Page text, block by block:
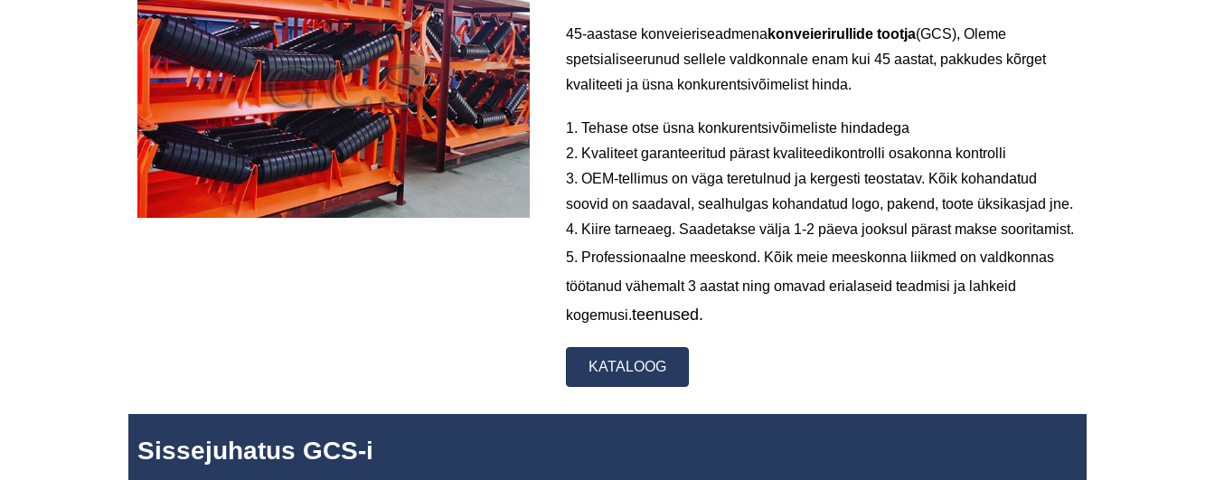
45-aastase konveieriseadmena konveierirullide tootja(GCS), Oleme
spetsialiseerunud sellele valdkonnale enam kui 45 aastat, pakkudes kõrget
kvaliteeti ja üsna konkurentsivõimelist hinda.
1. Tehase otse üsna konkurentsivõimeliste hindadega
2. Kvaliteet garanteeritud pärast kvaliteedikontrolli osakonna kontrolli
3. OEM-tellimus on väga teretulnud ja kergesti teostatav. Kõik kohandatud
soovid on saadaval, sealhulgas kohandatud logo, pakend, toote üksikasjad jne.
4. Kiire tarneaeg. Saadetakse välja 1-2 päeva jooksul pärast makse sooritamist.
5. Professionaalne meeskond. Kõik meie meeskonna liikmed on valdkonnas
töötanud vähemalt 3 aastat ning omavad erialaseid teadmisi ja lahkeid
kogemusi.teenused.
KATALOOG
Sissejuhatus GCS-i